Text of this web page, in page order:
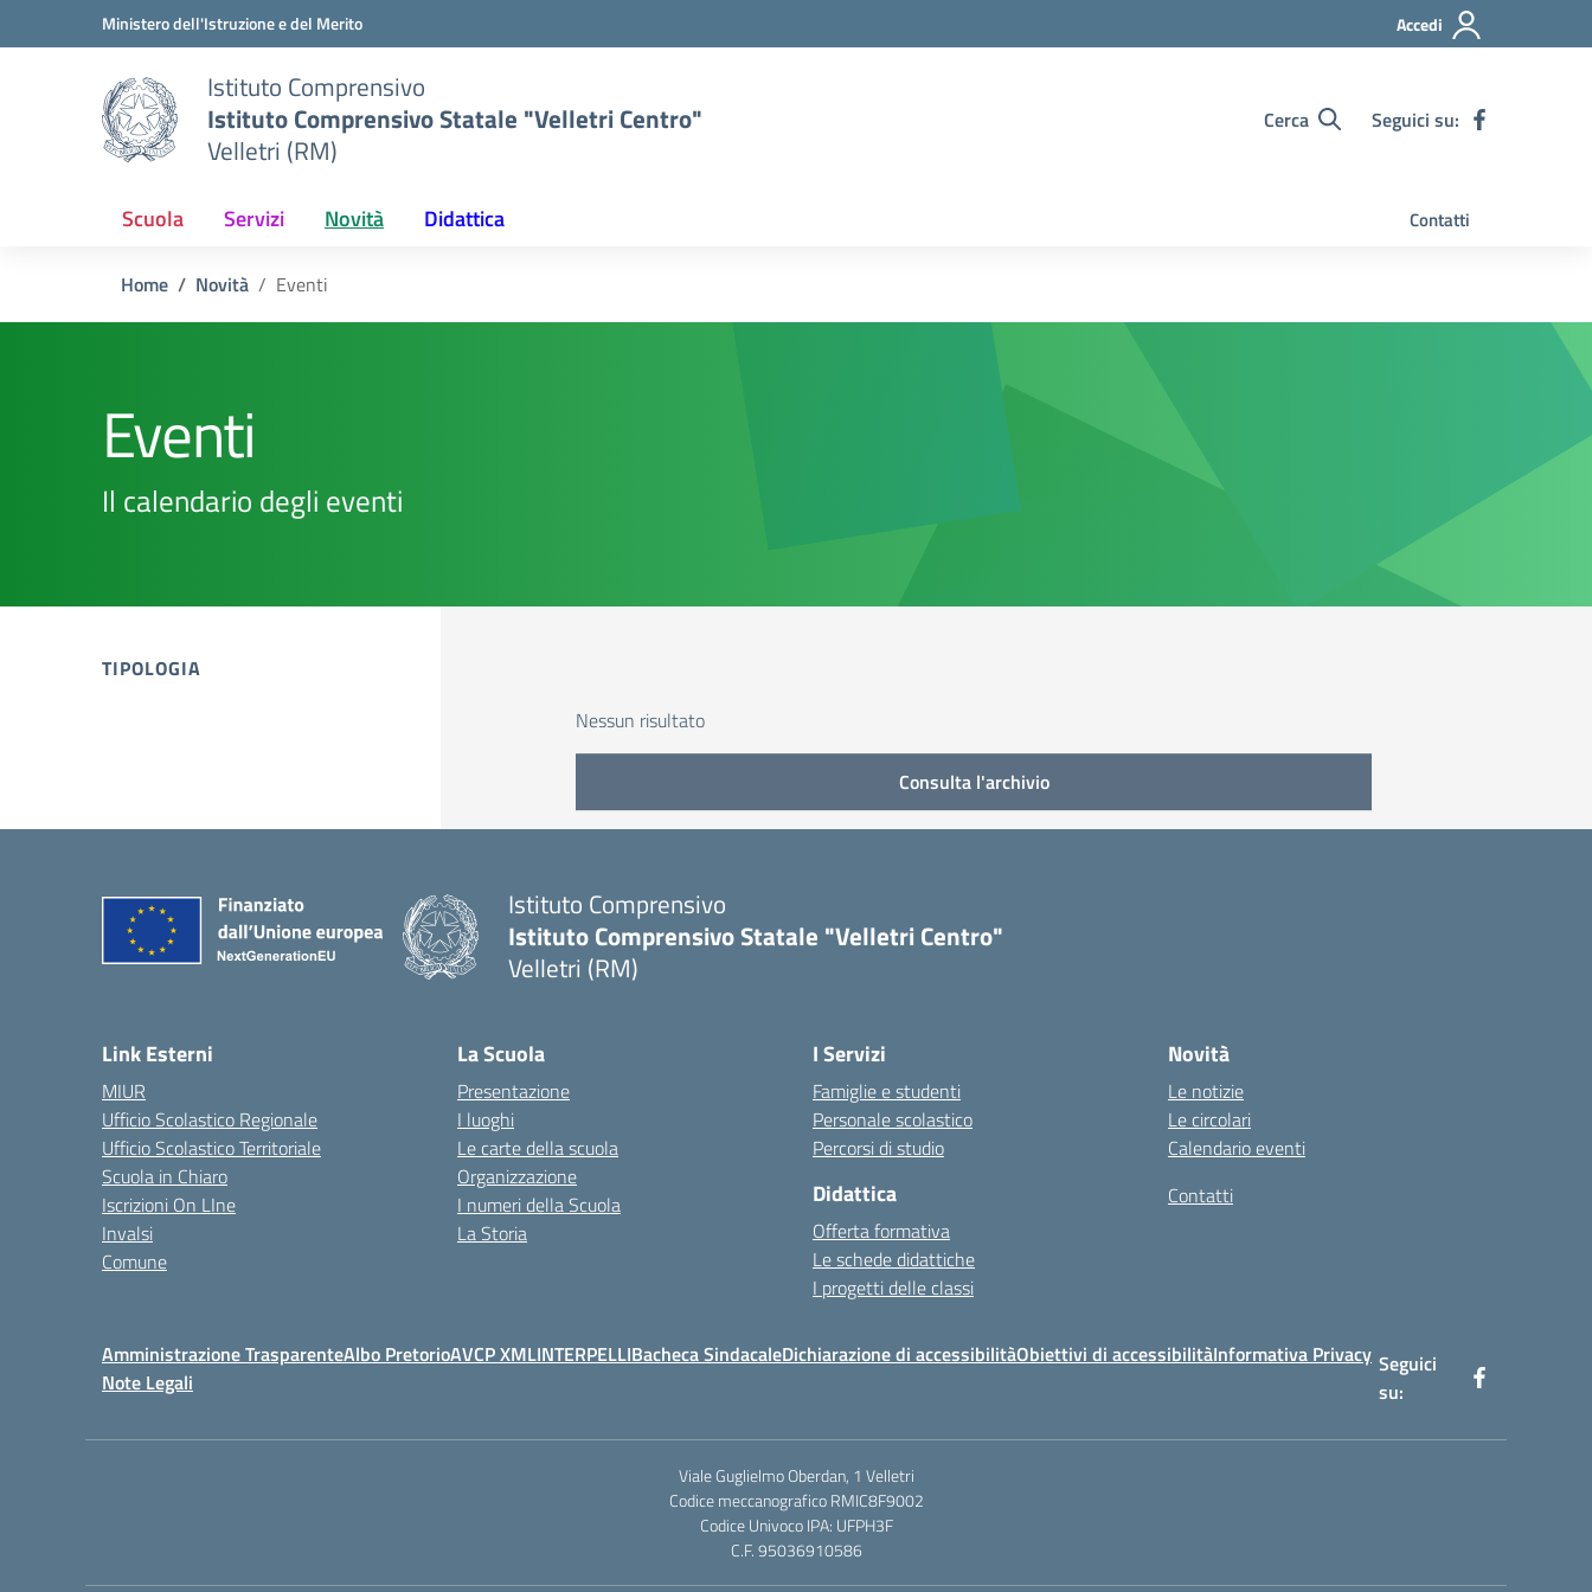
Vai ai contenuti
Vai al menu di navigazioneMinistero dell'Istruzione e del Merito Accedi
Istituto Comprensivo
Istituto Comprensivo Statale "Velletri Centro"
Velletri (RM)
Cerca Seguici su:
Scuola Servizi Novità Didattica Contatti
Home Novità Eventi
Eventi
Il calendario degli eventi
TIPOLOGIA
Nessun risultato
Consulta l'archivio
Istituto Comprensivo
Istituto Comprensivo Statale "Velletri Centro"
Velletri (RM)
Link Esterni
MIUR
Ufficio Scolastico Regionale
Ufficio Scolastico Territoriale
Scuola in Chiaro
Iscrizioni On LIne
Invalsi
Comune
La Scuola
Presentazione
I luoghi
Le carte della scuola
Organizzazione
I numeri della Scuola
La Storia
I Servizi
Famiglie e studenti
Personale scolastico
Percorsi di studio
Didattica
Offerta formativa
Le schede didattiche
I progetti delle classi
Novità
Le notizie
Le circolari
Calendario eventi
Contatti
Amministrazione TrasparenteAlbo PretorioAVCP XMLINTERPELLIBacheca SindacaleDichiarazione di accessibilitàObiettivi di accessibilitàInformativa Privacy
Note Legali
Seguici
su:
Viale Guglielmo Oberdan, 1 Velletri
Codice meccanografico RMIC8F9002
Codice Univoco IPA: UFPH3F
C.F. 95036910586